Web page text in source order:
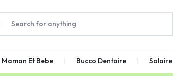
Maman Et Bebe Bucco Dentaire Solaire